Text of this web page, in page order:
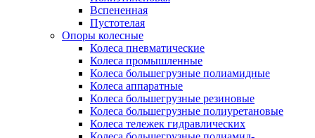
Вспененная
Пустотелая
Опоры колесные
Колеса пневматические
Колеса промышленные
Колеса большегрузные полиамидные
Колеса аппаратные
Колеса большегрузные резиновые
Колеса большегрузные полиуретановые
Колеса тележек гидравлических